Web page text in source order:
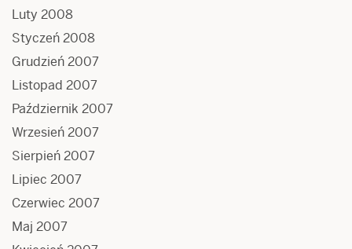
Luty 2008
Styczeń 2008
Grudzień 2007
Listopad 2007
Październik 2007
Wrzesień 2007
Sierpień 2007
Lipiec 2007
Czerwiec 2007
Maj 2007